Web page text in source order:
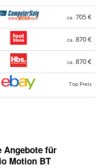
ca. 705 €
ca. 870 €
ca. 870 €
Top Preis
Angebote für
Motion BT